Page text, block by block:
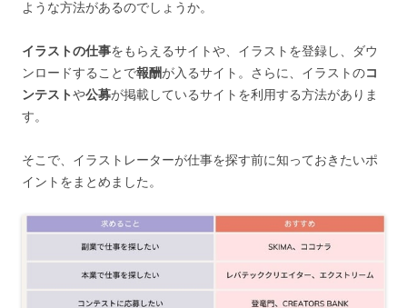
ような方法があるのでしょうか。
イラストの仕事をもらえるサイトや、イラストを登録し、ダウ
ンロードすることで報酬が入るサイト。さらに、イラストのコ
ンテストや公募が掲載しているサイトを利用する方法がありま
す。
そこで、イラストレーターが仕事を探す前に知っておきたいポ
イントをまとめました。